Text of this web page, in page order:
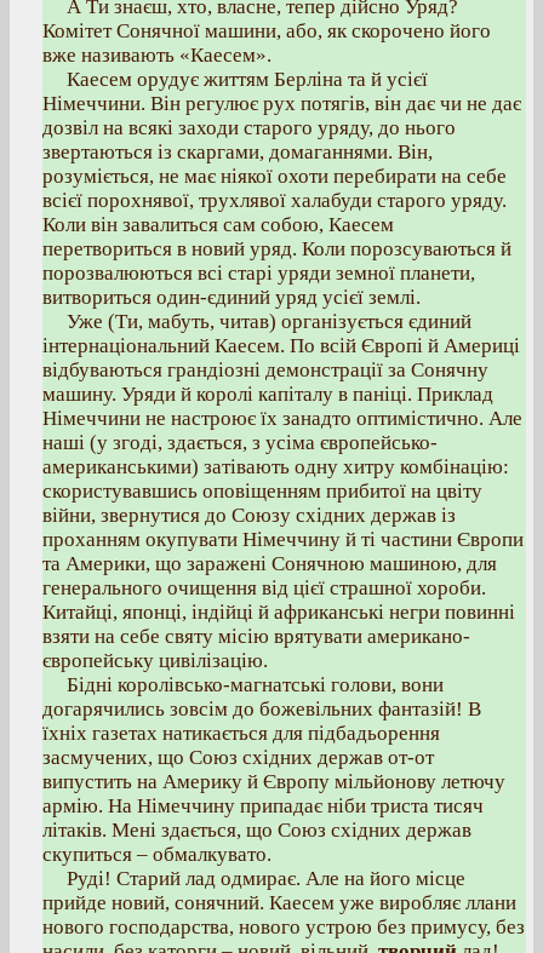
А Ти знаєш, хто, власне, тепер дійсно Уряд?
Комітет Сонячної машини, або, як скорочено його
вже називають «Каесем».
Каесем орудує життям Берліна та й усієї
Німеччини. Він регулює рух потягів, він дає чи не дає
дозвіл на всякі заходи старого уряду, до нього
звертаються із скаргами, домаганнями. Він,
розуміється, не має ніякої охоти перебирати на себе
всієї порохнявої, трухлявої халабуди старого уряду.
Коли він завалиться сам собою, Каесем
перетвориться в новий уряд. Коли порозсуваються й
порозвалюються всі старі уряди земної планети,
витвориться один-єдиний уряд усієї землі.
Уже (Ти, мабуть, читав) організується єдиний
інтернаціональний Каесем. По всій Європі й Америці
відбуваються грандіозні демонстрації за Сонячну
машину. Уряди й королі капіталу в паніці. Приклад
Німеччини не настроює їх занадто оптимістично. Але
наші (у згоді, здається, з усіма європейсько-
американськими) затівають одну хитру комбінацію:
скористувавшись оповіщенням прибитої на цвіту
війни, звернутися до Союзу східних держав із
проханням окупувати Німеччину й ті частини Європи
та Америки, що заражені Сонячною машиною, для
генерального очищення від цієї страшної хороби.
Китайці, японці, індійці й африканські негри повинні
взяти на себе святу місію врятувати американо-
європейську цивілізацію.
Бідні королівсько-магнатські голови, вони
догарячились зовсім до божевільних фантазій! В
їхніх газетах натикається для підбадьорення
засмучених, що Союз східних держав от-от
випустить на Америку й Європу мільйонову летючу
армію. На Німеччину припадає ніби триста тисяч
літаків. Мені здається, що Союз східних держав
скупиться – обмалкувато.
Руді! Старий лад одмирає. Але на його місце
прийде новий, сонячний. Каесем уже виробляє ллани
нового господарства, нового устрою без примусу, без